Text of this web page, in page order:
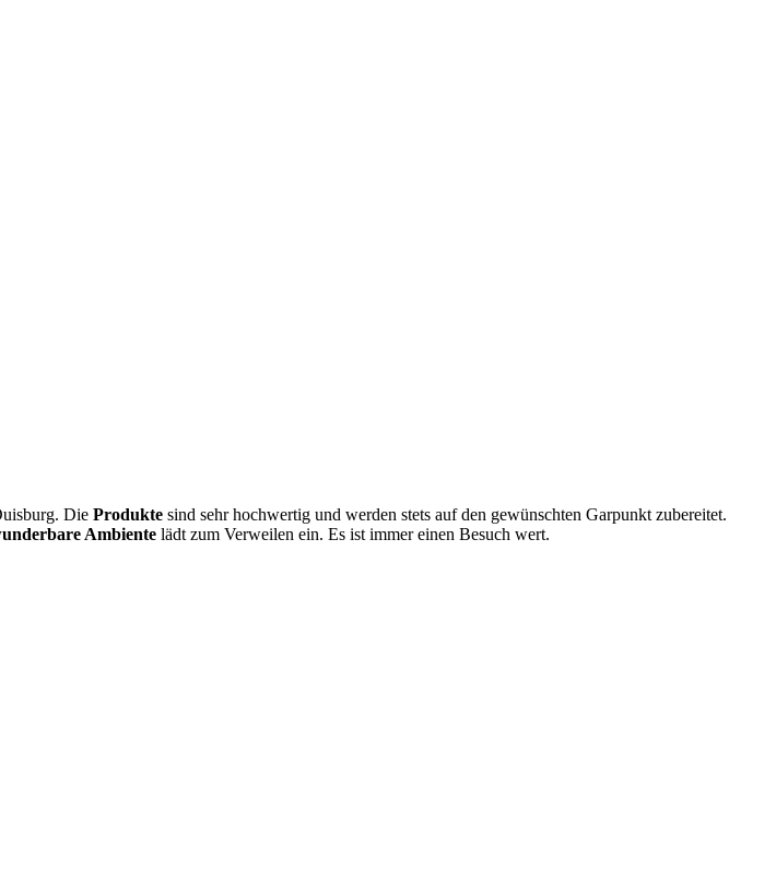
Die Produkte sind sehr hochwertig und werden stets auf den gewünschten Garpunkt zubereitet.
Ambiente lädt zum Verweilen ein. Es ist immer einen Besuch wert.